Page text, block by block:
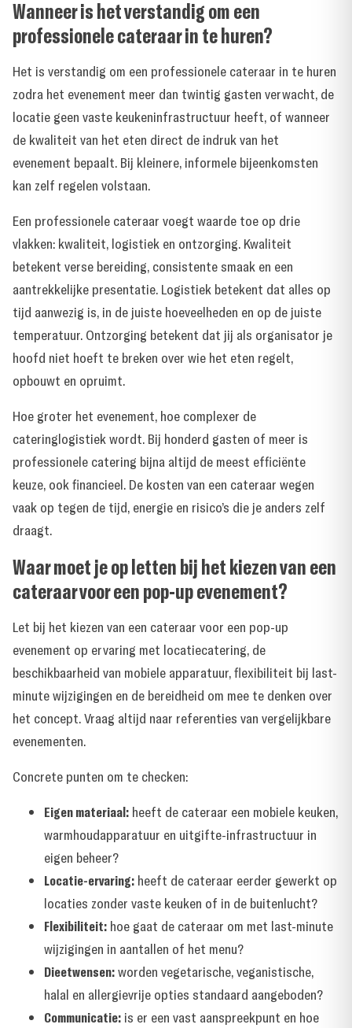
Wanneer is het verstandig om een
professionele cateraar in te huren?
Het is verstandig om een professionele cateraar in te huren
zodra het evenement meer dan twintig gasten verwacht, de
locatie geen vaste keukeninfrastructuur heeft, of wanneer
de kwaliteit van het eten direct de indruk van het
evenement bepaalt. Bij kleinere, informele bijeenkomsten
kan zelf regelen volstaan.
Een professionele cateraar voegt waarde toe op drie
vlakken: kwaliteit, logistiek en ontzorging. Kwaliteit
betekent verse bereiding, consistente smaak en een
aantrekkelijke presentatie. Logistiek betekent dat alles op
tijd aanwezig is, in de juiste hoeveelheden en op de juiste
temperatuur. Ontzorging betekent dat jij als organisator je
hoofd niet hoeft te breken over wie het eten regelt,
opbouwt en opruimt.
Hoe groter het evenement, hoe complexer de
cateringlogistiek wordt. Bij honderd gasten of meer is
professionele catering bijna altijd de meest efficiënte
keuze, ook financieel. De kosten van een cateraar wegen
vaak op tegen de tijd, energie en risico’s die je anders zelf
draagt.
Waar moet je op letten bij het kiezen van een
cateraar voor een pop-up evenement?
Let bij het kiezen van een cateraar voor een pop-up
evenement op ervaring met locatiecatering, de
beschikbaarheid van mobiele apparatuur, flexibiliteit bij last-
minute wijzigingen en de bereidheid om mee te denken over
het concept. Vraag altijd naar referenties van vergelijkbare
evenementen.
Concrete punten om te checken:
Eigen materiaal: heeft de cateraar een mobiele keuken,
warmhoudapparatuur en uitgifte-infrastructuur in
eigen beheer?
Locatie-ervaring: heeft de cateraar eerder gewerkt op
locaties zonder vaste keuken of in de buitenlucht?
Flexibiliteit: hoe gaat de cateraar om met last-minute
wijzigingen in aantallen of het menu?
Dieetwensen:worden vegetarische, veganistische,
halal en allergievrije opties standaard aangeboden?
Communicatie: is er een vast aanspreekpunt en hoe